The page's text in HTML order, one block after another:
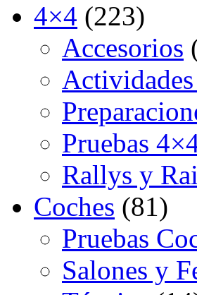
4×4 (223)
Accesorios
Pruebas
Rallys y
Coches (81)
Pruebas
Salones y